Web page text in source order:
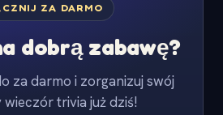
ZA DARMO
dobrą zabawę?
za darmo i zorganizuj swój
trivia już dziś!